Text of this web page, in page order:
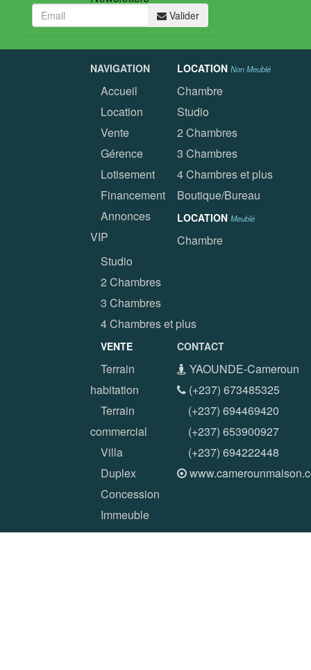
Valider
NAVIGATION
Accueil
Location
Vente
Gérence
Lotisement
Financement
Annonces
VIP
LOCATION Non Meublé
Chambre
Studio
2 Chambres
3 Chambres
4 Chambres et plus
Boutique/Bureau
LOCATION Meublé
Chambre
Studio
2 Chambres
3 Chambres
4 Chambres et plus
VENTE
Terrain
habitation
Terrain
commercial
Villa
Duplex
Concession
Immeuble
CONTACT
YAOUNDE-Cameroun
(+237) 673485325
(+237) 694469420
(+237) 653900927
(+237) 694222448